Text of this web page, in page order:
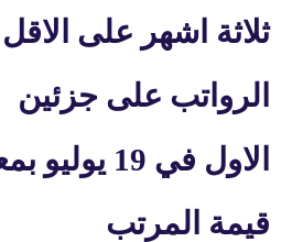
ثلاثة اشهر على
الرواتب على جزئين
قيمة المرتب